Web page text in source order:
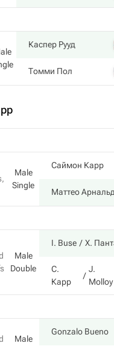
Каспер Рууд
Томми Пол
Male
Single
Саймон Карр
Маттео
Male
Double
I. Buse Х.
С.
Карр
J.
Molloy
Male
Gonzalo Bueno